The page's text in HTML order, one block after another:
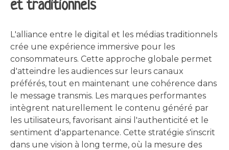
et traditionnels
L'alliance entre le digital et les médias traditionnels
crée une expérience immersive pour les
consommateurs. Cette approche globale permet
d'atteindre les audiences sur leurs canaux
préférés, tout en maintenant une cohérence dans
le message transmis. Les marques performantes
intègrent naturellement le contenu généré par
les utilisateurs, favorisant ainsi l'authenticité et le
sentiment d'appartenance. Cette stratégie s'inscrit
dans une vision à long terme, où la mesure des